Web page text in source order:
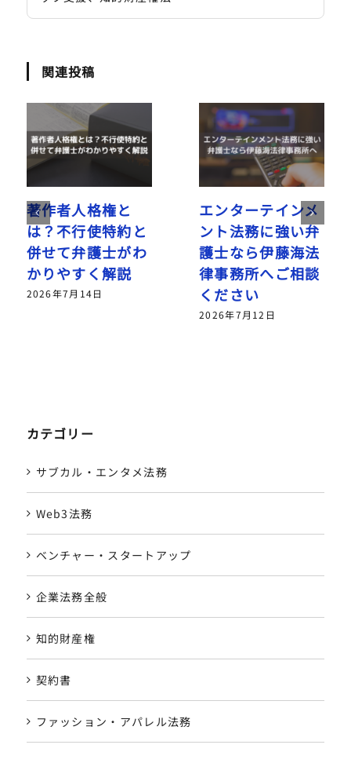
関連投稿
著作者人格権と
は？不行使特約と
併せて弁護士がわ
かりやすく解説
2026年7月14日
エンターテインメ
ント法務に強い弁
護士なら伊藤海法
律事務所へご相談
ください
2026年7月12日
カテゴリー
サブカル・エンタメ法務
Web3法務
ベンチャー・スタートアップ
企業法務全般
知的財産権
契約書
ファッション・アパレル法務